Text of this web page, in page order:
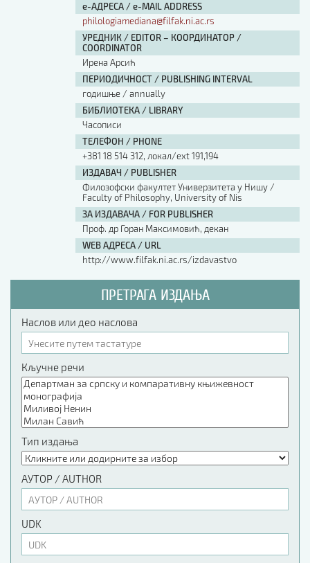
е-АДРЕСА / e-MAIL ADDRESS
philologiamediana@filfak.ni.ac.rs
УРЕДНИК / EDITOR – КООРДИНАТОР /
COORDINATOR
Ирена Арсић
ПЕРИОДИЧНОСТ / PUBLISHING INTERVAL
годишње / annually
БИБЛИОТЕКА / LIBRARY
Часописи
ТЕЛЕФОН / PHONE
+381 18 514 312, локал/ext 191,194
ИЗДАВАЧ / PUBLISHER
Филозофски факултет Универзитета у Нишу /
Faculty of Philosophy, University of Nis
ЗА ИЗДАВАЧА / FOR PUBLISHER
Проф. др Горан Максимовић, декан
WEB АДРЕСА / URL
http://www.filfak.ni.ac.rs/izdavastvo
ПРЕТРАГА ИЗДАЊА
Наслов или део наслова
Кључне речи
Тип издања
АУТОР / AUTHOR
UDK